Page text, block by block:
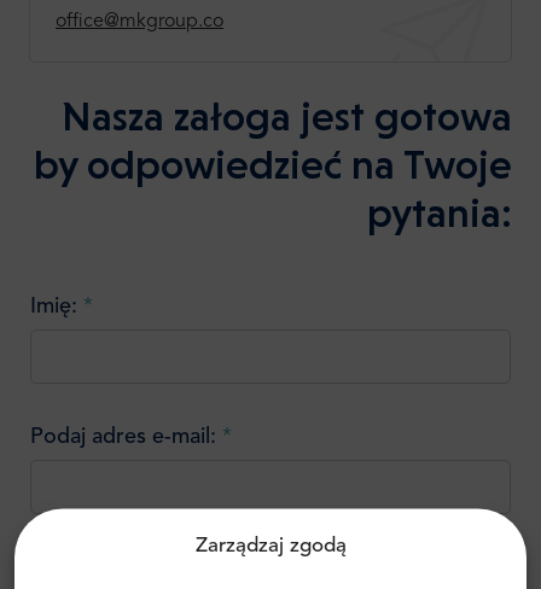
Zarządzaj zgodą
office@mkgroup.co
Nasza załoga jest gotowa
by odpowiedzieć na Twoje
pytania:
Imię: *
Podaj adres e-mail: *